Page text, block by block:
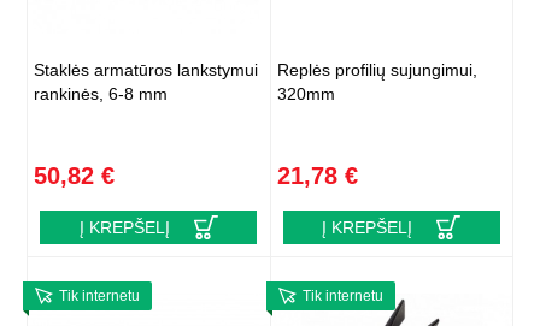
Staklės armatūros lankstymui
rankinės, 6-8 mm
50,82 €
Į KREPŠELĮ
Replės profilių sujungimui,
320mm
21,78 €
Į KREPŠELĮ
Tik internetu Tik internetu